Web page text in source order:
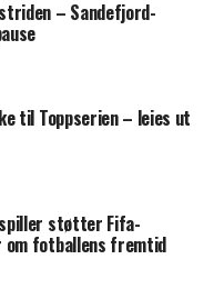
– Sandefjord-
til Toppserien – leies ut
støtter Fifa-
om fotballens fremtid